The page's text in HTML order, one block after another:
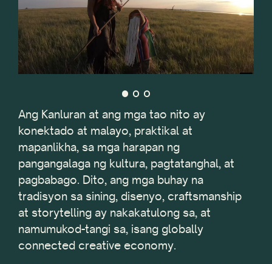
Ang Kanluran at ang mga tao nito ay
konektado at malayo, praktikal at
mapanlikha, sa mga harapan ng
pangangalaga ng kultura, pagtatanghal, at
pagbabago. Dito, ang mga buhay na
tradisyon sa sining, disenyo, craftsmanship
at storytelling ay nakakatulong sa, at
namumukod-tangi sa, isang globally
connected creative economy.